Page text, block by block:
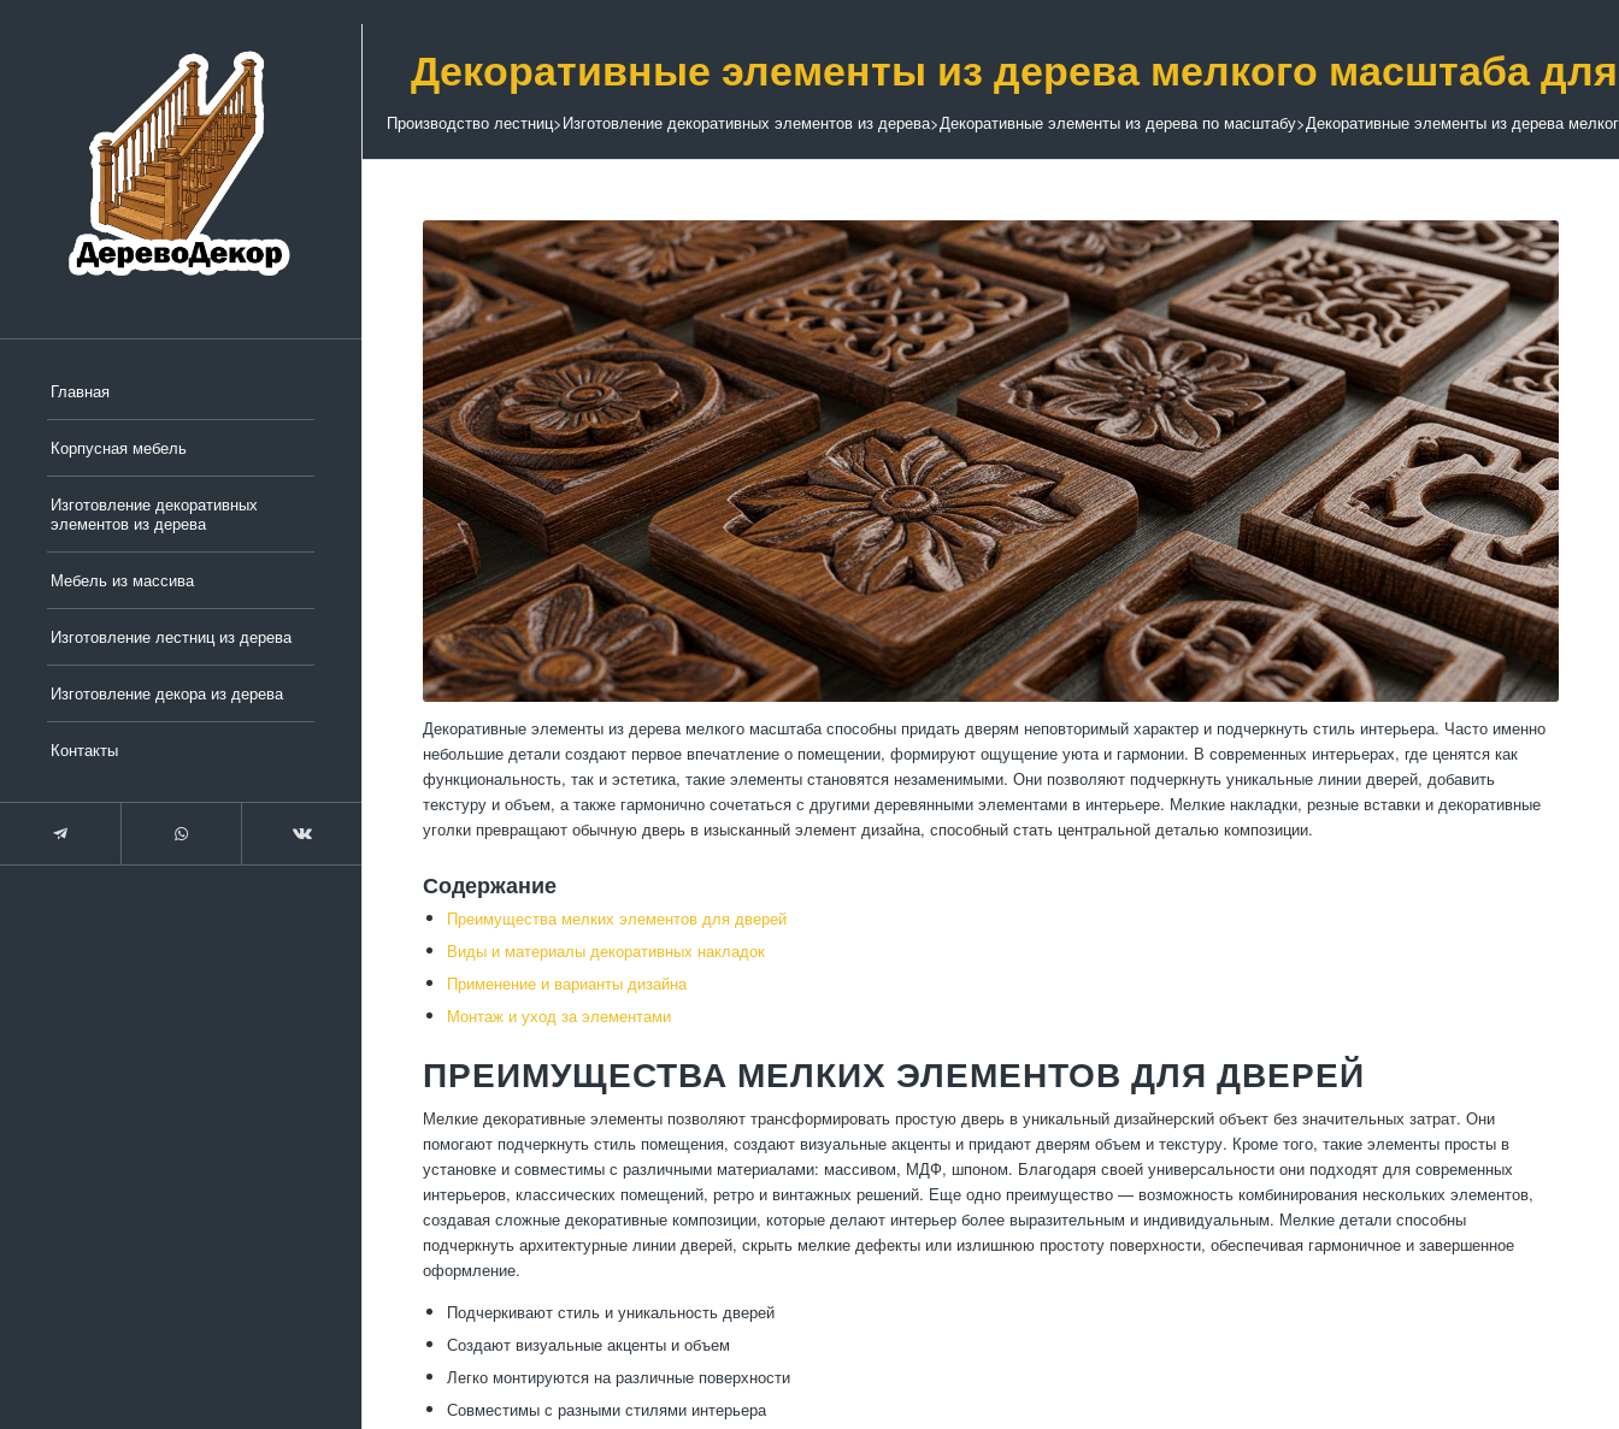
Главная
Корпусная мебель
Изготовление декоративных
элементов из дерева
Мебель из массива
Изготовление лестниц из дерева
Изготовление декора из дерева
Контакты
Декоративные элементы из дерева мелкого масштаба
Производство лестниц>Изготовление декоративных элементов из дерева>Декоративные элементы из дерева по масштабу>Декоративные элементы из дерева
Декоративные элементы из дерева мелкого масштаба способны придать дверям неповторимый характер и подчеркнуть стиль интерьера. Часто именно
небольшие детали создают первое впечатление о помещении, формируют ощущение уюта и гармонии. В современных интерьерах, где ценятся как
функциональность, так и эстетика, такие элементы становятся незаменимыми. Они позволяют подчеркнуть уникальные линии дверей, добавить
текстуру и объем, а также гармонично сочетаться с другими деревянными элементами в интерьере. Мелкие накладки, резные вставки и декоративные
уголки превращают обычную дверь в изысканный элемент дизайна, способный стать центральной деталью композиции.
Содержание
Преимущества мелких элементов для дверей
Виды и материалы декоративных накладок
Применение и варианты дизайна
Монтаж и уход за элементами
ПРЕИМУЩЕСТВА МЕЛКИХ ЭЛЕМЕНТОВ ДЛЯ ДВЕРЕЙ
Мелкие декоративные элементы позволяют трансформировать простую дверь в уникальный дизайнерский объект без значительных затрат. Они
помогают подчеркнуть стиль помещения, создают визуальные акценты и придают дверям объем и текстуру. Кроме того, такие элементы просты в
установке и совместимы с различными материалами: массивом, МДФ, шпоном. Благодаря своей универсальности они подходят для современных
интерьеров, классических помещений, ретро и винтажных решений. Еще одно преимущество — возможность комбинирования нескольких элементов,
создавая сложные декоративные композиции, которые делают интерьер более выразительным и индивидуальным. Мелкие детали способны
подчеркнуть архитектурные линии дверей, скрыть мелкие дефекты или излишнюю простоту поверхности, обеспечивая гармоничное и завершенное
оформление.
Подчеркивают стиль и уникальность дверей
Создают визуальные акценты и объем
Легко монтируются на различные поверхности
Совместимы с разными стилями интерьера